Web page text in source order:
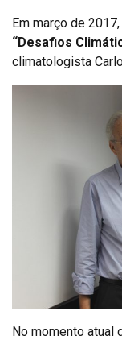
Em março de
“Desafios
climatologista
No momento atual